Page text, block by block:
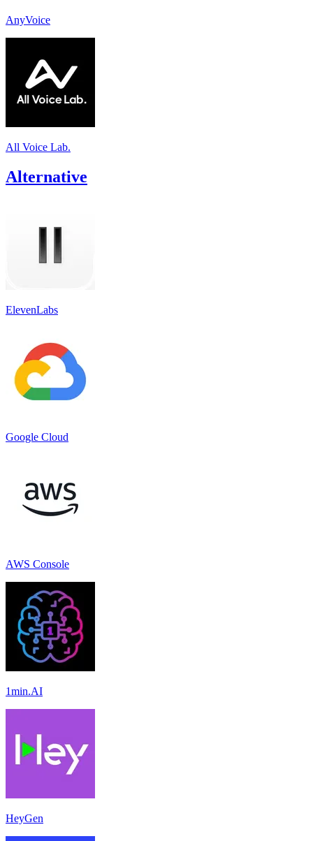
AnyVoice
All Voice Lab.
Alternative
ElevenLabs
Google Cloud
AWS Console
1min.AI
HeyGen